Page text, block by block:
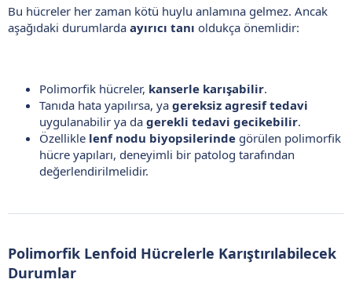
Bu hücreler her zaman kötü huylu anlamına gelmez. Ancak
aşağıdaki durumlarda ayırıcı tanı oldukça önemlidir:
Polimorfik hücreler, kanserle karışabilir.
Tanıda hata yapılırsa, ya gereksiz agresif tedavi
uygulanabilir ya da gerekli tedavi gecikebilir.
Özellikle lenf nodu biyopsilerinde görülen polimorfik
hücre yapıları, deneyimli bir patolog tarafından
değerlendirilmelidir.
Polimorfik Lenfoid Hücrelerle Karıştırılabilecek
Durumlar​